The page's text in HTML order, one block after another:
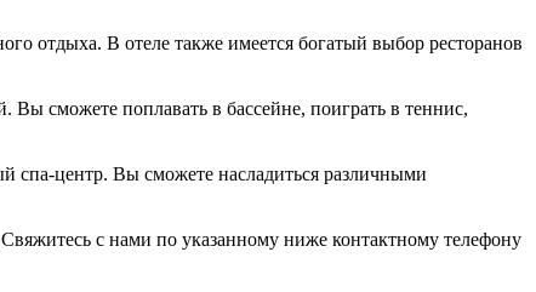
отдыха. В отеле также имеется богатый выбор ресторанов
сможете поплавать в бассейне, поиграть в теннис,
спа-центр. Вы сможете насладиться различными
с нами по указанному ниже контактному телефону